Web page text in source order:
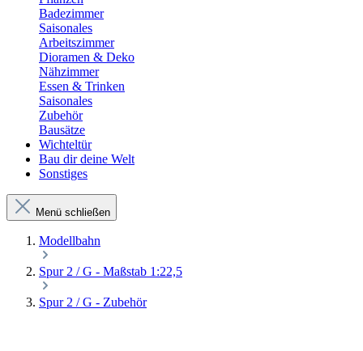
Badezimmer
Saisonales
Arbeitszimmer
Dioramen & Deko
Nähzimmer
Essen & Trinken
Saisonales
Zubehör
Bausätze
Wichteltür
Bau dir deine Welt
Sonstiges
Menü schließen
Modellbahn
Spur 2 / G - Maßstab 1:22,5
Spur 2 / G - Zubehör